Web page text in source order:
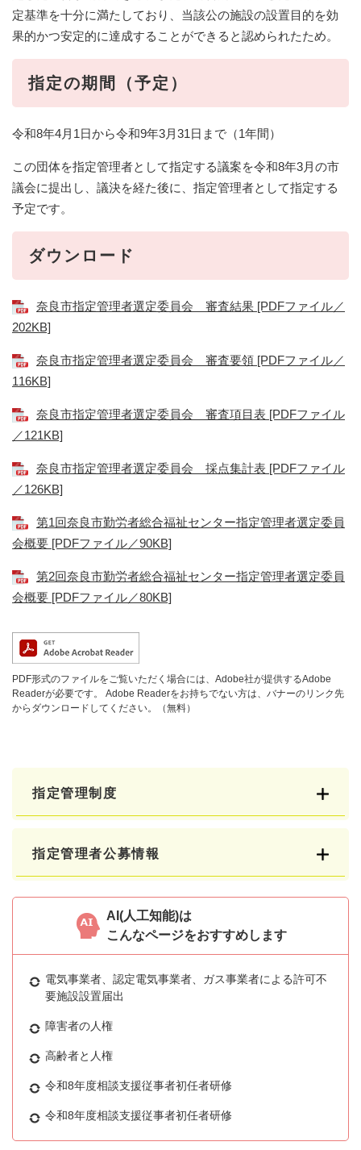
定基準を十分に満たしており、当該公の施設の設置目的を効
果的かつ安定的に達成することができると認められたため。
指定の期間（予定）
令和8年4月1日から令和9年3月31日まで（1年間）
この団体を指定管理者として指定する議案を令和8年3月の市
議会に提出し、議決を経た後に、指定管理者として指定する
予定です。
ダウンロード
奈良市指定管理者選定委員会 審査結果 [PDFファイル／
202KB]
奈良市指定管理者選定委員会 審査要領 [PDFファイル／
116KB]
奈良市指定管理者選定委員会 審査項目表 [PDFファイル
／121KB]
奈良市指定管理者選定委員会 採点集計表 [PDFファイル
／126KB]
第1回奈良市勤労者総合福祉センター指定管理者選定委員
会概要 [PDFファイル／90KB]
第2回奈良市勤労者総合福祉センター指定管理者選定委員
会概要 [PDFファイル／80KB]
PDF形式のファイルをご覧いただく場合には、Adobe社が提供するAdobe
Readerが必要です。
Adobe Readerをお持ちでない方は、バナーのリンク先
からダウンロードしてください。（無料）
指定管理制度
指定管理者公募情報
AI(人工知能)は
こんなページをおすすめします
電気事業者、認定電気事業者、ガス事業者による許可不
要施設設置届出
障害者の人権
高齢者と人権
令和8年度相談支援従事者初任者研修
令和8年度相談支援従事者初任者研修